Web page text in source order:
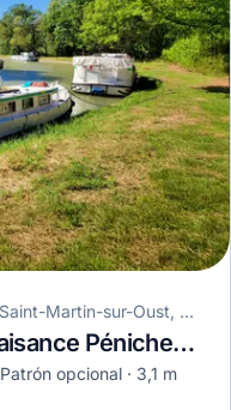
Canal de Saint-Martin-sur-Oust, Saint-Martin-sur-Oust, Francia
Casa flotante Locaboat Plaisance Pénichette 1107 · 1992
Patrón opcional
3,1 m